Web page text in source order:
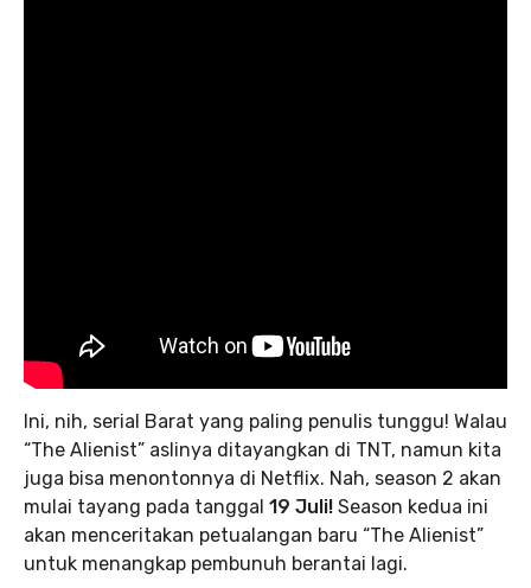
Ini, nih, serial Barat yang paling penulis tunggu! Walau
“The Alienist” aslinya ditayangkan di TNT, namun kita
juga bisa menontonnya di Netflix. Nah, season 2 akan
mulai tayang pada tanggal 19 Juli! Season kedua ini
akan menceritakan petualangan baru “The Alienist”
untuk menangkap pembunuh berantai lagi.